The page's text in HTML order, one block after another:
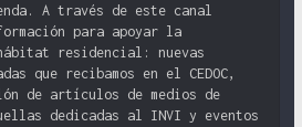
A través de este canal
para apoyar la
residencial: nuevas
que recibamos en el CEDOC,
de artículos de medios de
dedicadas al INVI y eventos